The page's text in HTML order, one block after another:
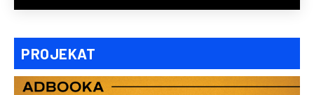
PROJEKAT